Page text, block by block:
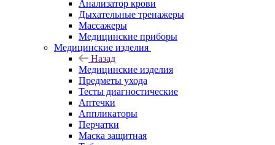
Анализатор крови
Дыхательные тренажеры
Массажеры
Медицинские приборы
Медицинские изделия
Назад
Медицинские изделия
Предметы ухода
Тесты диагностические
Аптечки
Аппликаторы
Перчатки
Маска защитная